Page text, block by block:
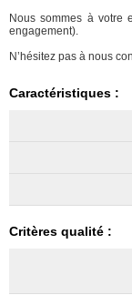
Nous sommes à votre
engagement).
N’hésitez pas à nous
Caractéristiques :
Critères qualité :